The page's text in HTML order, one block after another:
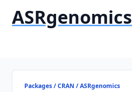
ASRgenomics
Packages / CRAN / ASRgenomics